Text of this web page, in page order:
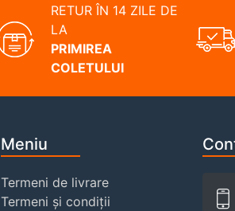
RETUR ÎN 14 ZILE DE
LA
PRIMIREA
COLETULUI
Meniu
Termeni de livrare
Termeni și condiții